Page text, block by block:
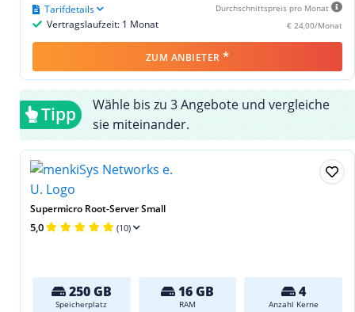
Durchschnittspreis pro Monat
€ 24,00/Monat
Vertragslaufzeit: 1 Monat
Tarifdetails
ZUM ANBIETER *
Tipp
Wähle bis zu 3 Angebote und vergleiche
sie miteinander.
Supermicro Root-Server Small
5,0 (10)
250 GB
Speicherplatz
16 GB
RAM
4
Anzahl Kerne